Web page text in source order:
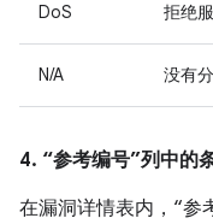
DoS 拒绝
N/A 没有
4. “参考编号”列中的
在漏洞详情表内，“参